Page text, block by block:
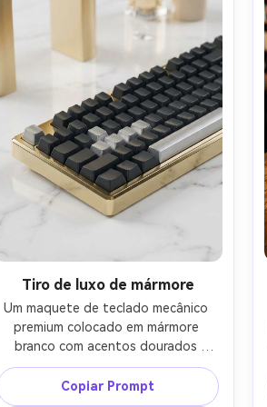
fotorealista para listagem na
Amazon-AR 4:5
Tiro de luxo de mármore
Um maquete de teclado mecânico
premium colocado em mármore
branco com acentos dourados
suaves ao fundo, reflexos
elegantes, estroboscópio de
estúdio limpo com grande softbox,
Copiar Prompt